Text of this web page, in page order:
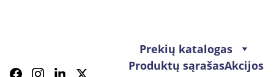
Prekių katalogas
Produktų sąrašasAkcijos